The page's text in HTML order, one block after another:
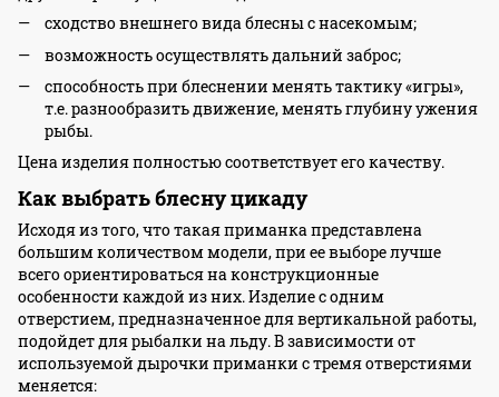
сходство внешнего вида блесны с насекомым;
возможность осуществлять дальний заброс;
способность при блеснении менять тактику «игры»,
т.е. разнообразить движение, менять глубину ужения
рыбы.
Цена изделия полностью соответствует его качеству.
Как выбрать блесну цикаду
Исходя из того, что такая приманка представлена
большим количеством модели, при ее выборе лучше
всего ориентироваться на конструкционные
особенности каждой из них. Изделие с одним
отверстием, предназначенное для вертикальной работы,
подойдет для рыбалки на льду. В зависимости от
используемой дырочки приманки с тремя отверстиями
меняется: